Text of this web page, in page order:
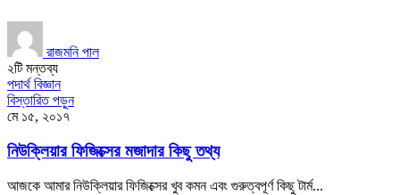
রাজমনি পাল
২টি মন্তব্য
পদার্থ বিজ্ঞান
বিস্তারিত পড়ুন
মে ১৫, ২০১৭
নিউক্লিয়ার ফিজিক্সের মজাদার কিছু তথ্য
আজকে আমার নিউক্লিয়ার ফিজিক্সের খুব কমন এবং গুরুত্বপূর্ণ কিছু টার্ম...